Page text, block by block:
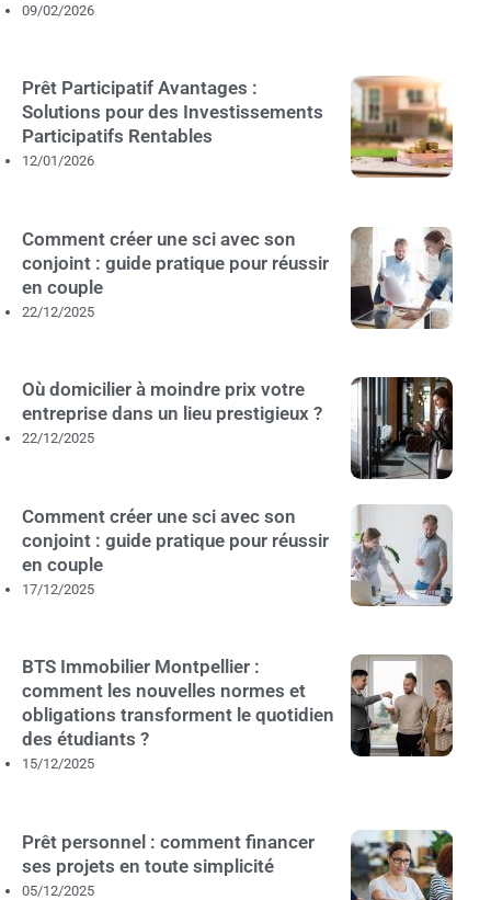
09/02/2026
Prêt Participatif Avantages :
Solutions pour des Investissements
Participatifs Rentables
12/01/2026
Comment créer une sci avec son
conjoint : guide pratique pour réussir
en couple
22/12/2025
Où domicilier à moindre prix votre
entreprise dans un lieu prestigieux ?
22/12/2025
Comment créer une sci avec son
conjoint : guide pratique pour réussir
en couple
17/12/2025
BTS Immobilier Montpellier :
comment les nouvelles normes et
obligations transforment le quotidien
des étudiants ?
15/12/2025
Prêt personnel : comment financer
ses projets en toute simplicité
05/12/2025